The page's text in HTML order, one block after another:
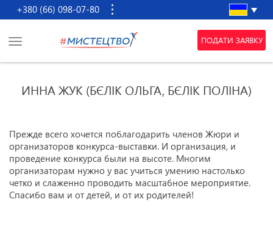
+380 (66) 098-07-80
ПОДАТИ ЗАЯВКУ
ИННА ЖУК (БЄЛІК ОЛЬГА, БЄЛІК ПОЛІНА)
Прежде всего хочется поблагодарить членов Жюри и
организаторов конкурса-выставки. И организация, и
проведение конкурса были на высоте. Многим
организаторам нужно у вас учиться умению настолько
четко и слаженно проводить масштабное мероприятие.
Спасибо вам и от детей, и от их родителей!